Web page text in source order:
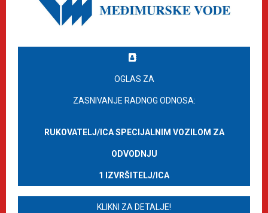
OGLAS ZA
ZASNIVANJE RADNOG ODNOSA:
RUKOVATELJ/ICA SPECIJALNIM VOZILOM ZA
ODVODNJU
1 IZVRŠITELJ/ICA
KLIKNI ZA DETALJE!